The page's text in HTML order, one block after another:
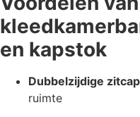
en kapstok
Dubbelzijdige
ruimte